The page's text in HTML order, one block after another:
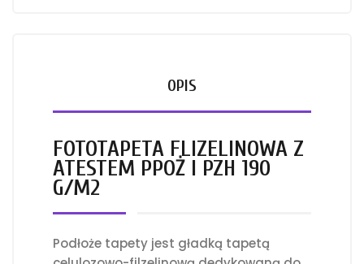
OPIS
FOTOTAPETA FLIZELINOWA Z
ATESTEM PPOŻ I PZH 190
G/M2
Podłoże tapety jest gładką tapetą